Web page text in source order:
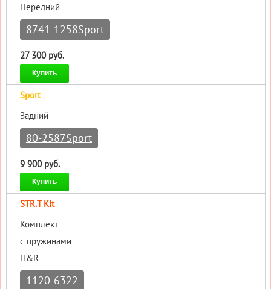
Передний
8741-1258Sport
27 300 руб.
Купить
Sport
Задний
80-2587Sport
9 900 руб.
Купить
STR.T Kit
Комплект
с пружинами
H&R
1120-6322